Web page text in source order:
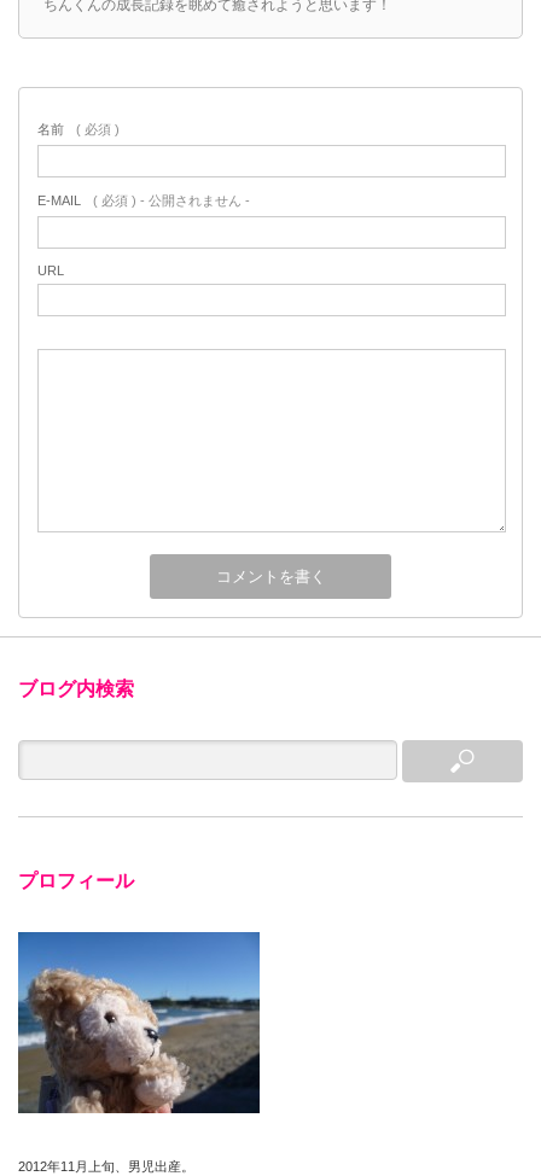
ちんくんの成長記録を眺めて癒されようと思います！
名前 ( 必須 )
E-MAIL ( 必須 ) - 公開されません -
URL
ブログ内検索
プロフィール
2012年11月上旬、男児出産。